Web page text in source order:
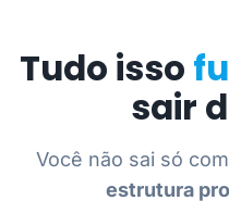
Tudo isso
sair
Você não sai só
estrutura